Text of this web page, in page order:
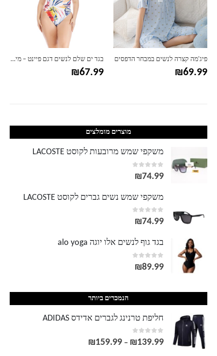
פיג'מה קצרה לנשים במבחר הדפסים
₪69.99
בגד ים שלם לנשים דגם פיינט – מידות גדולות
₪67.99
מוצרים מומלצים
משקפי שמש מרובעות לקוסט LACOSTE
0
out of 5
₪74.99
משקפי שמש נשים גברים לקוסט LACOSTE
0
out of 5
₪74.99
בגד גוף לנשים אלו יוגה alo yoga
0
out of 5
₪89.99
הנמכרים ביותר
חליפת טרנינג לגברים אדידס ADIDAS
0
out of 5
₪139.99
–
₪159.99